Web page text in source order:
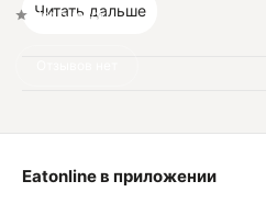
Нет оценок
Читать дальше
Eatonline в приложении